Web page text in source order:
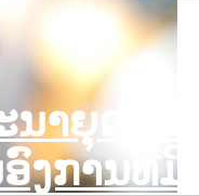
ນາຍຸດທະ
ງການທີ່